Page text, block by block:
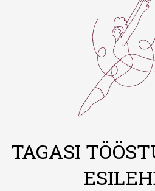
TAGASI